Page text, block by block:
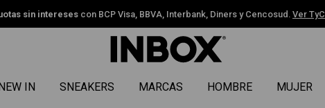
sin intereses con BCP Visa, BBVA, Interbank, Diners y Cencosud. Ver TyC
IN SNEAKERS MARCAS HOMBRE MUJER